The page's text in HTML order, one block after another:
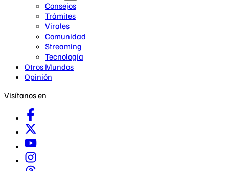
Consejos
Trámites
Virales
Comunidad
Streaming
Tecnología
Otros Mundos
Opinión
Visítanos en